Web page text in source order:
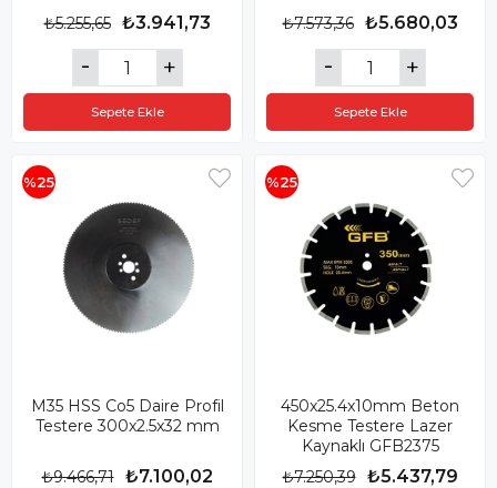
₺3.941,73
₺5.255,65
Sepete Ekle
₺5.680,03
₺7.573,36
Sepete Ekle
M35 HSS Co5 Daire Profil
Testere 300x2.5x32 mm
₺7.100,02
₺9.466,71
%25
450x25.4x10mm Beton
Kesme Testere Lazer
Kaynaklı GFB2375
₺5.437,79
₺7.250,39
%25